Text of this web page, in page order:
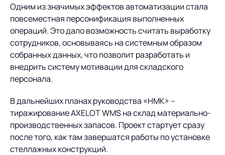
Одним из значимых эффектов автоматизации стала
повсеместная персонификация выполненных
операций. Это дало возможность считать выработку
сотрудников, основываясь на системным образом
собранных данных, что позволит разработать и
внедрить систему мотивации для складского
персонала.
В дальнейших планах руководства «НМК» –
тиражирование AXELOT WMS на склад материально-
производственных запасов. Проект стартует сразу
после того, как там завершатся работы по установке
стеллажных конструкций.